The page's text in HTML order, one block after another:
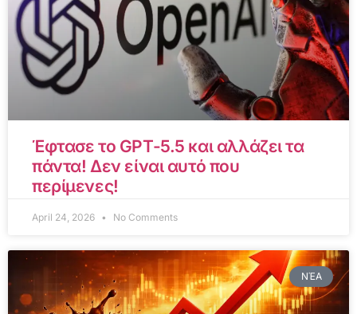
Έφτασε το GPT-5.5 και αλλάζει τα
πάντα! Δεν είναι αυτό που
περίμενες!
April 24, 2026 No Comments
ΝΈΑ